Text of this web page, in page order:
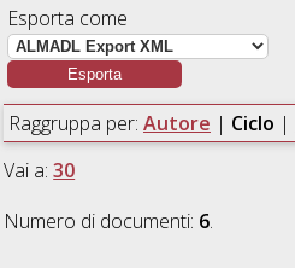
Esporta come
Raggruppa per: Autore | Ciclo |
Vai a:30
Numero di documenti: 6.